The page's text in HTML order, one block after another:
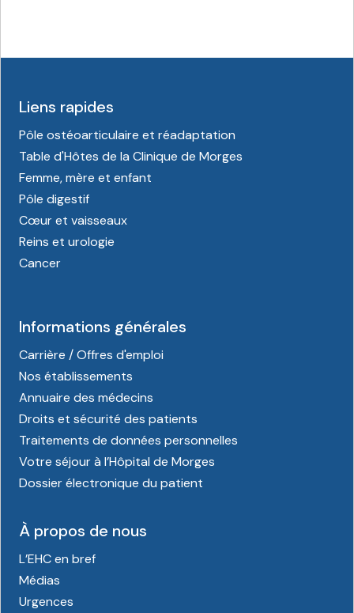
Liens rapides
Pôle ostéoarticulaire et réadaptation
Table d'Hôtes de la Clinique de Morges
Femme, mère et enfant
Pôle digestif
Cœur et vaisseaux
Reins et urologie
Cancer
Informations générales
Carrière / Offres d'emploi
Nos établissements
Annuaire des médecins
Droits et sécurité des patients
Traitements de données personnelles
Votre séjour à l’Hôpital de Morges
Dossier électronique du patient
À propos de nous
L’EHC en bref
Médias
Urgences